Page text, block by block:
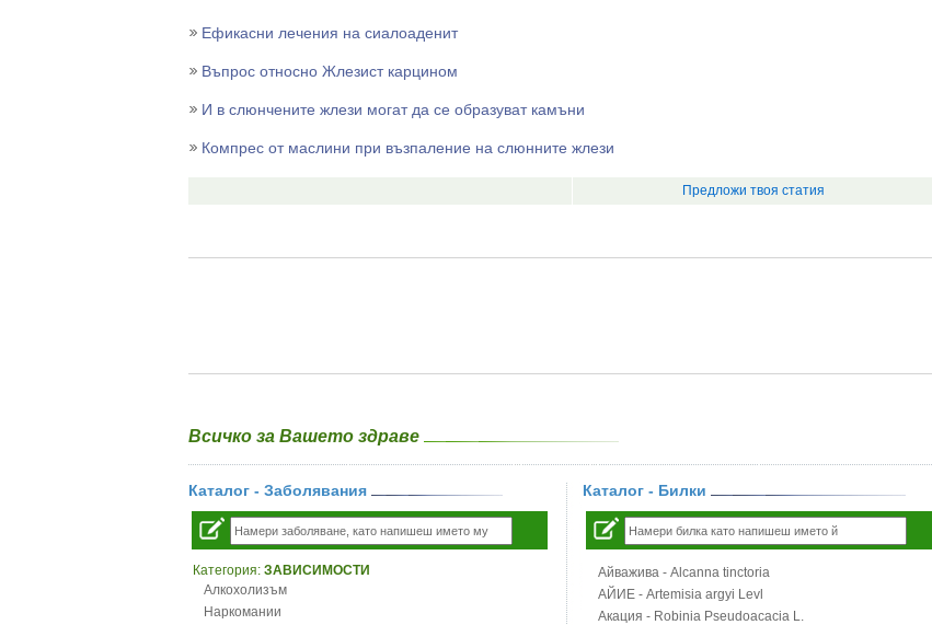
Ефикасни лечения на сиалоаденит
Въпрос относно Жлезист карцином
И в слюнчените жлези могат да се образуват камъни
Компрес от маслини при възпаление на слюнните жлези
Предложи твоя статия
Всичко за Вашето здраве
Каталог - Заболявания
Категория: ЗАВИСИМОСТИ
Алкохолизъм
Наркомании
Каталог - Билки
Айважива - Alcanna tinctoria
АЙИЕ - Artemisia argyi Levl
Акация - Robinia Pseudoacacia L.